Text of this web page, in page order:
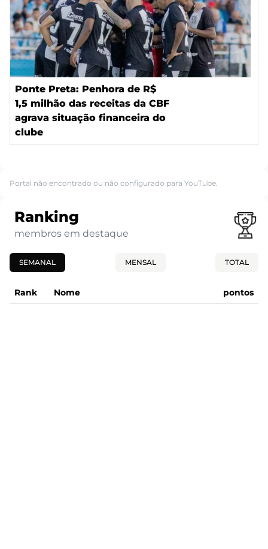
Ponte Preta: Penhora de R$
1,5 milhão das receitas da CBF
agrava situação financeira do
clube
Portal não encontrado ou não configurado para YouTube.
Ranking
membros em destaque
SEMANAL MENSAL TOTAL
Rank Nome pontos